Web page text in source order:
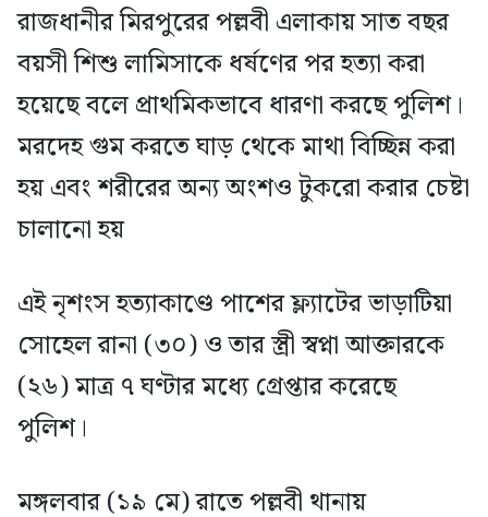
রাজধানীর মিরপুরের পল্লবী এলাকায় সাত বছর
বয়সী শিশু লামিসাকে ধর্ষণের পর হত্যা করা
হয়েছে বলে প্রাথমিকভাবে ধারণা করছে পুলিশ।
মরদেহ গুম করতে ঘাড় থেকে মাথা বিচ্ছিন্ন করা
হয় এবং শরীরের অন্য অংশও টুকরো করার চেষ্টা
চালানো হয়
এই নৃশংস হত্যাকাণ্ডে পাশের ফ্ল্যাটের ভাড়াটিয়া
সোহেল রানা (৩০) ও তার স্ত্রী স্বপ্না আক্তারকে
(২৬) মাত্র ৭ ঘণ্টার মধ্যে গ্রেপ্তার করেছে
পুলিশ।
মঙ্গলবার (১৯ মে) রাতে পল্লবী থানায়